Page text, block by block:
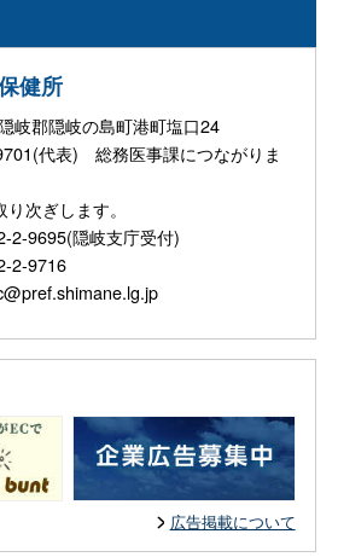
健所
郡隠岐の島町港町塩口24
代表) 総務医事課につながりま
次ぎします。
9695(隠岐支庁受付)
2-9716
広告掲載について